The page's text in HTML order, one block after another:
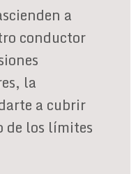
a
conductor
la
a cubrir
de los límites